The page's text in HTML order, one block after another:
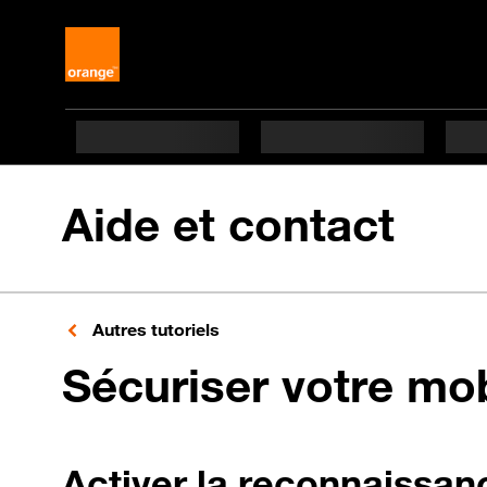
Aide et contact
Autres tutoriels
Sécuriser votre